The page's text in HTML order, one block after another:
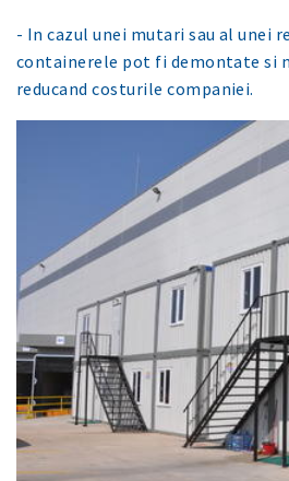
- In cazul unei mutari sau al unei
containerele pot fi demontate si
reducand costurile companiei.